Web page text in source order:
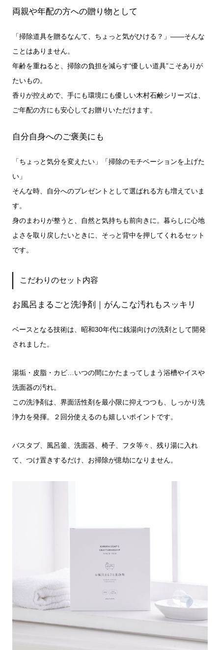
両親や年配の方への贈り物として
「掃除道具を贈るなんて、ちょっと気がひける？」——そんな
ことはありません。
年齢を重ねると、掃除の負担を減らす“優しい道具”こそありが
たいもの。
香りが控えめで、手にも環境にも優しい木村石鹸シリーズは、
ご年配の方にも安心してお贈りいただけます。
自分自身へのご褒美にも
「ちょっと気分を変えたい」「掃除のモチベーションを上げた
い」
そんな時、自分へのプレゼントとして選ばれる方も増えていま
す。
身のまわりが整うと、自然と気持ちも前向きに。暮らしに心地
よさを取り戻したいときに、そっと背中を押してくれるセット
です。
こだわりのセット内容
お風呂まるごと洗浄剤｜がんこな汚れもスッキリ
ベースとなる技術は、昭和30年代に銭湯向けの洗剤として開発
されました。
湯垢・皮脂・カビ…いつの間にかたまってしまう浴槽やイスや
洗面器の汚れ。
この洗浄剤は、界面活性剤を最小限に抑えつつも、しっかり洗
浄力を発揮。２回分使えるのも嬉しいポイントです。
バスタブ、風呂釜、洗面器、椅子、フタ等々、残り湯に入れ
て、つけ置きするだけ、お掃除が億劫になりません。